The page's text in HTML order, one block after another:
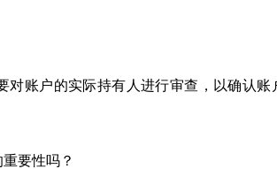
对账户的实际持有人进行审查，以确认